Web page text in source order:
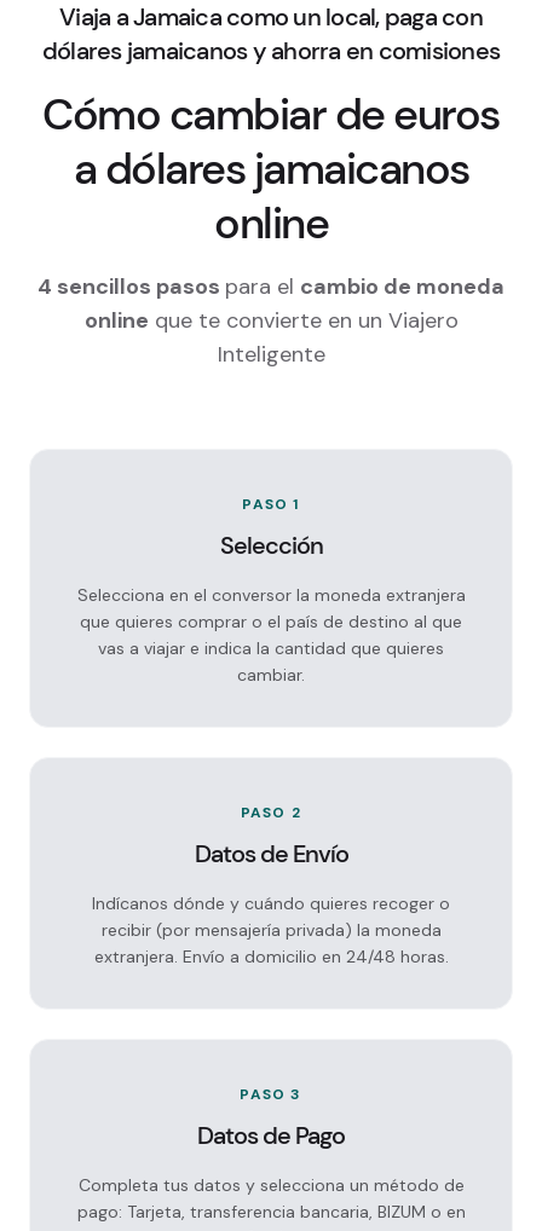
Viaja a Jamaica como un local, paga con
dólares jamaicanos y ahorra en comisiones
Cómo cambiar de euros
a dólares jamaicanos
online
4 sencillos pasos para el cambio de moneda
online que te convierte en un Viajero
Inteligente
PASO 1
Selección
Selecciona en el conversor la moneda extranjera
que quieres comprar o el país de destino al que
vas a viajar e indica la cantidad que quieres
cambiar.
PASO 2
Datos de Envío
Indícanos dónde y cuándo quieres recoger o
recibir (por mensajería privada) la moneda
extranjera. Envío a domicilio en 24/48 horas.
PASO 3
Datos de Pago
Completa tus datos y selecciona un método de
pago: Tarjeta, transferencia bancaria, BIZUM o en